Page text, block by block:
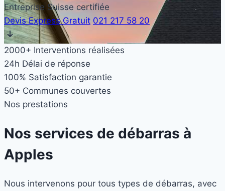
Entreprise Suisse certifiée
Devis Express Gratuit 021 217 58 20
2000+ Interventions réalisées
24h Délai de réponse
100% Satisfaction garantie
50+ Communes couvertes
Nos prestations
Nos services de débarras à
Apples
Nous intervenons pour tous types de débarras, avec